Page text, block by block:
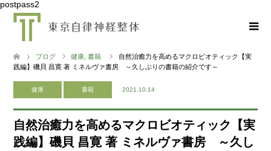
postpass2
ブログ 健康 書籍
自然治癒力を高めるマクロビオティック【実
践編】磯貝 昌寛 著 ミネルヴァ書房 ～久しぶりの書籍の紹介です～
健康 書籍 2021.10.14
自然治癒力を高めるマクロビオティック【実
践編】磯貝 昌寛 著 ミネルヴァ書房 ～久し